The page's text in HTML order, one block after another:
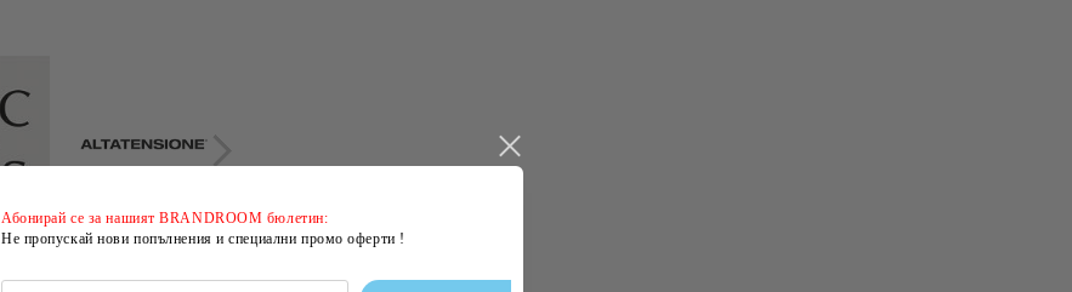
Абонирай се за нашият BRANDROOM бюлетин:
Не пропускай нови попълнения и специални промо оферти !